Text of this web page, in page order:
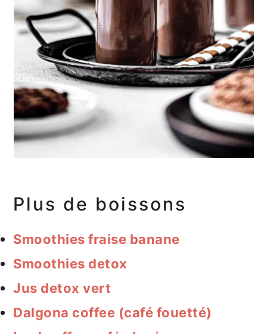
Plus de boissons
Smoothies fraise banane
Smoothies detox
Jus detox vert
Dalgona coffee (café fouetté)